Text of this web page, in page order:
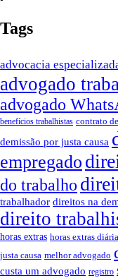
Tags
advocacia
advogado
advogado
benefícios trabalhistas contrato
demissão por justa causa
empregado
do trabalho
trabalhador direitos na
direito
horas extras horas extras
justa causa melhor advogado
custa um advogado registro